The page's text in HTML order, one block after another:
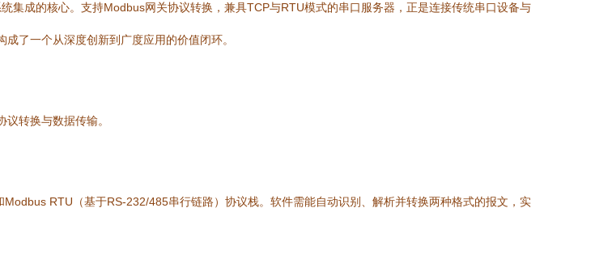
集成的核心。支持Modbus网关协议转换，兼具TCP与RTU模式的串口服务器，正是连接传统串口设备与
了一个从深度创新到广度应用的价值闭环。
转换与数据传输。
RTU（基于RS-232/485串行链路）协议栈。软件需能自动识别、解析并转换两种格式的报文，实